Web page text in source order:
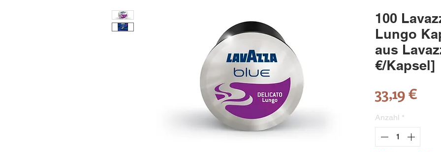
100
Lungo
aus
€/Kapsel]
33,19 €
Anzahl *